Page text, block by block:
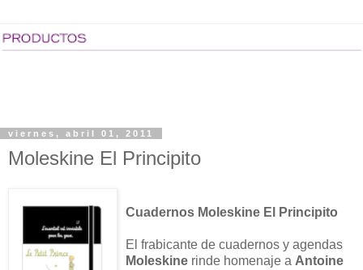
viernes, abril 01, 2011
Moleskine El Principito
Cuadernos Moleskine El Principito
El frabicante de cuadernos y agendas
Moleskine rinde homenaje a Antoine